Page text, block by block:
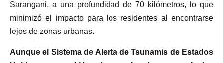
Sarangani, a una profundidad de 70 kilómetros, lo que
minimizó el impacto para los residentes al encontrarse
lejos de zonas urbanas.
Aunque el Sistema de Alerta de Tsunamis de Estados